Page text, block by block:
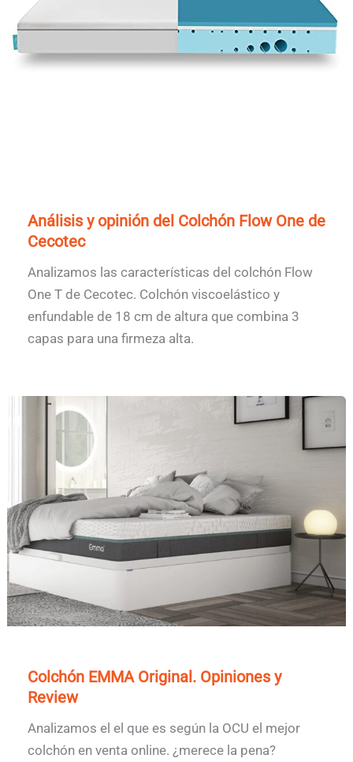
Análisis y opinión del Colchón Flow One de
Cecotec
Analizamos las características del colchón Flow
One T de Cecotec. Colchón viscoelástico y
enfundable de 18 cm de altura que combina 3
capas para una firmeza alta.
Colchón EMMA Original. Opiniones y
Review
Analizamos el el que es según la OCU el mejor
colchón en venta online. ¿merece la pena?